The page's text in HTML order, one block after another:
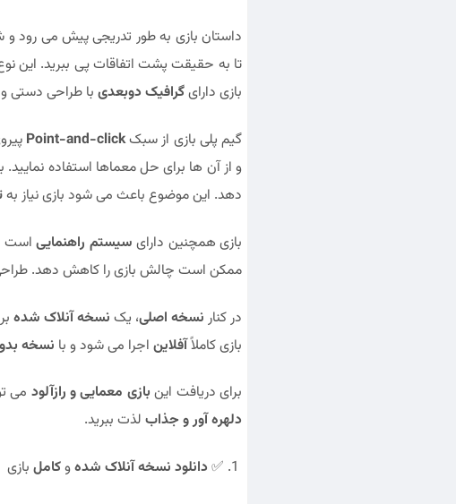
داستان بازی به طور تدریجی پیش می رود و
تا به حقیقت پشت اتفاقات پی ببرید. این
بازی دارایگرافیک دوبعدی با طراحی دستی
گیم پلی بازی از سبکPoint-and-click
و از آن ها برای حل معماها استفاده نمایید.
دهد. این موضوع باعث می شود بازی نیاز به
بازی همچنین دارای سیستم راهنماییاست
ممکن است چالش بازی را کاهش دهد.
در کنار نسخه اصلی، یک نسخه آنلاک شده
بازی کاملاًآفلاین اجرا می شود و با نسخه
برای دریافت این بازی معمایی و رازآلود می
دلهره آور و جذاب لذت ببرید.
✅ دانلود نسخه آنلاک شدهوکامل بازی